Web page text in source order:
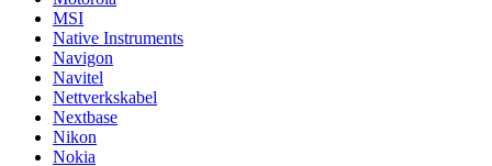
MSI
Native Instruments
Navigon
Navitel
Nettverkskabel
Nextbase
Nikon
Nokia